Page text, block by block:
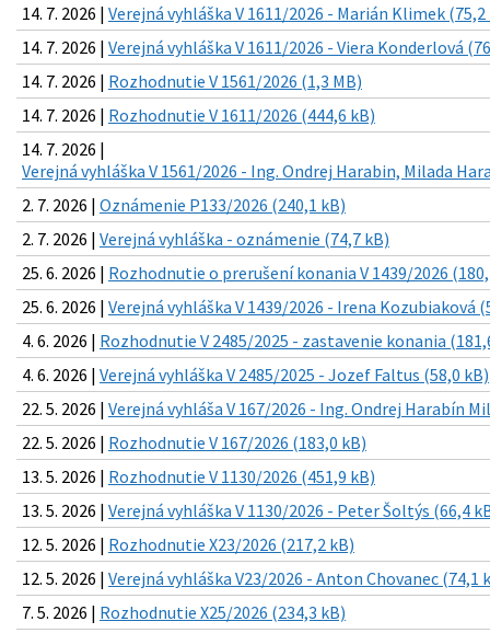
14. 7. 2026 | Verejná vyhláška V 1611/2026 - Marián Klimek (75,2
14. 7. 2026 | Verejná vyhláška V 1611/2026 - Viera Konderlová
14. 7. 2026 | Rozhodnutie V 1561/2026 (1,3 MB)
14. 7. 2026 | Rozhodnutie V 1611/2026 (444,6 kB)
14. 7. 2026 |
Verejná vyhláška V 1561/2026 - Ing. Ondrej Harabin, Milada
2. 7. 2026 | Oznámenie P133/2026 (240,1 kB)
2. 7. 2026 | Verejná vyhláška - oznámenie (74,7 kB)
25. 6. 2026 | Rozhodnutie o prerušení konania V 1439/2026
25. 6. 2026 | Verejná vyhláška V 1439/2026 - Irena Kozubiaková
4. 6. 2026 | Rozhodnutie V 2485/2025 - zastavenie konania
4. 6. 2026 | Verejná vyhláška V 2485/2025 - Jozef Faltus (58,0 kB)
22. 5. 2026 | Verejná vyhláša V 167/2026 - Ing. Ondrej Harabín
22. 5. 2026 | Rozhodnutie V 167/2026 (183,0 kB)
13. 5. 2026 | Rozhodnutie V 1130/2026 (451,9 kB)
13. 5. 2026 | Verejná vyhláška V 1130/2026 - Peter Šoltýs (66,4
12. 5. 2026 | Rozhodnutie X23/2026 (217,2 kB)
12. 5. 2026 | Verejná vyhláška V23/2026 - Anton Chovanec (74,1
7. 5. 2026 | Rozhodnutie X25/2026 (234,3 kB)